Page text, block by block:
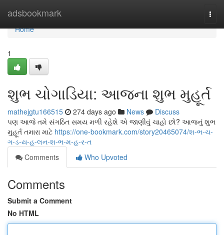
adsbookmark
Home
Home
1
શુભ ચોગાડિયા: આજના શુભ મુહૂર્ત
mathejgtu166515 274 days ago News
Discuss
પણ આજે તમે સંગઠિત સમય મળી રહેશે એ જાણીવું ચાહો છો? આજનું શુભ
મુહૂર્ત તમારા માટે https://one-bookmark.com/story20465074/શ-ભ-ચ-
ગ-ડ-ય-હ-લન-શ-ભ-મ-હ-ર-ત
Comments
Who Upvoted
Comments
Submit a Comment
No HTML